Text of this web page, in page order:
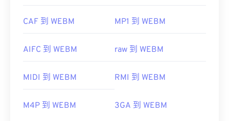
CAF 到 WEBM MP1 到 WEBM
AIFC 到 WEBM raw 到 WEBM
MIDI 到 WEBM RMI 到 WEBM
M4P 到 WEBM 3GA 到 WEBM